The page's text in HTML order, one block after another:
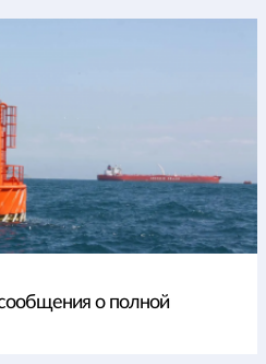
о полной